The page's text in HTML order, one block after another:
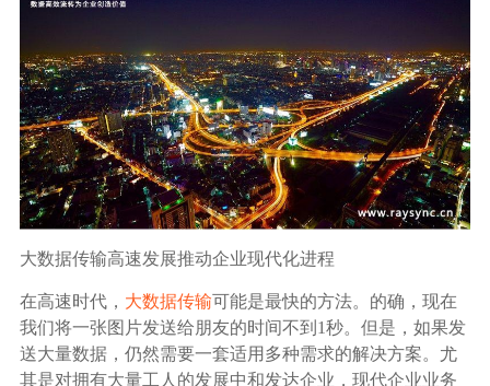
数据迁移
数据协作
数据分发
行业应用解决方案
政府机构
帮助中心
大数据传输高速发展推动企业现代化进程
在高速时代， 大数据传输可能是最快的方法。的确，现在
我们将一张图片发送给朋友的时间不到1秒。但是，如果发
送大量数据，仍然需要一套适用多种需求的解决方案。尤
其是对拥有大量工人的发展中和发达企业，现代企业业务